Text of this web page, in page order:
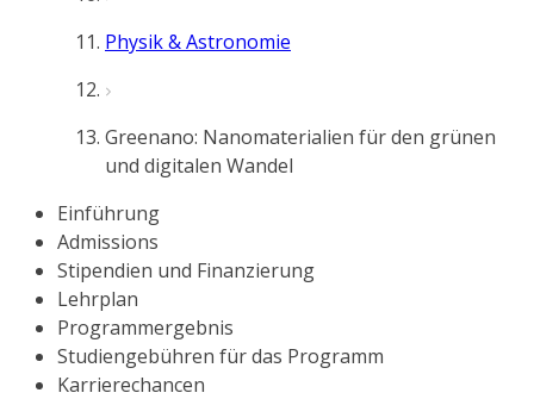
Physik & Astronomie
Greenano: Nanomaterialien für den grünen
und digitalen Wandel
Einführung
Admissions
Stipendien und Finanzierung
Lehrplan
Programmergebnis
Studiengebühren für das Programm
Karrierechancen